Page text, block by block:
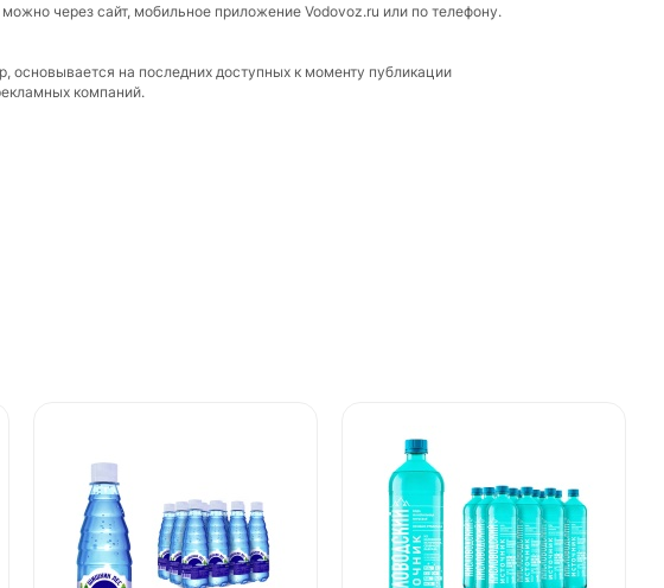
через сайт, мобильное приложение Vodovoz.ru или по телефону.
основывается на последних доступных к моменту публикации
компаний.